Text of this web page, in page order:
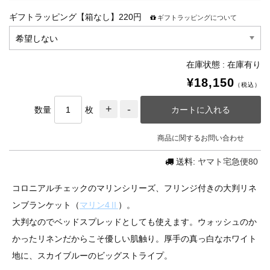
ギフトラッピング【箱なし】220円 ギフトラッピングについて
在庫状態 : 在庫有り
¥18,150 （税込）
数量 枚
商品に関するお問い合わせ
送料: ヤマト宅急便80
コロニアルチェックのマリンシリーズ、フリンジ付きの大判リネ
ンブランケット（マリン4Ⅱ ）。
大判なのでベッドスプレッドとしても使えます。ウォッシュのか
かったリネンだからこそ優しい肌触り。厚手の真っ白なホワイト
地に、スカイブルーのビッグストライプ。